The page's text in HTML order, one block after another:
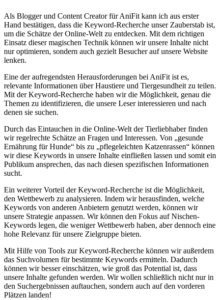
Als Blogger ⁣und Content Creator für ‍AniFit ⁤kann ich aus erster​
Hand bestätigen, ⁤dass‌ die Keyword-Recherche unser ⁤Zauberstab ist,
um⁣ die Schätze der​ Online-Welt zu entdecken. Mit dem richtigen
Einsatz dieser magischen⁣ Technik können‌ wir ‌unsere Inhalte nicht
nur optimieren, sondern auch gezielt​ Besucher auf unsere⁢ Website
lenken.
Eine⁤ der aufregendsten Herausforderungen​ bei AniFit ist ⁣es,
relevante Informationen ⁣über Haustiere ⁤und Tiergesundheit​ zu teilen.⁤
Mit ‍der Keyword-Recherche haben wir die ​Möglichkeit,‍ genau‍ die
Themen zu ‍identifizieren, die unsere ⁢Leser interessieren und nach
‌denen sie suchen.
Durch das Eintauchen in die ‍Online-Welt der Tierliebhaber⁣ finden
wir regelrechte Schätze ‍an Fragen und ​Interessen. Von „gesunde
Ernährung für​ Hunde“ ⁤bis ​zu „pflegeleichten Katzenrassen“ können
wir diese Keywords ‍in unsere Inhalte ‌einfließen lassen und ⁣somit ein​
Publikum ansprechen, das‍ nach ⁤diesen spezifischen Informationen
sucht.
Ein weiterer Vorteil​ der ​Keyword-Recherche ist ⁣die Möglichkeit,
⁣den Wettbewerb zu analysieren. Indem ⁣wir herausfinden,​ welche
‌Keywords von anderen Anbietern genutzt‍ werden, können wir ​
unsere Strategie‍ anpassen. Wir können den Fokus auf Nischen-
Keywords legen, die weniger Wettbewerb⁢ haben, ⁤aber dennoch ⁤eine⁤
hohe ​Relevanz für unsere Zielgruppe⁤ bieten.
Mit Hilfe ⁢von⁤ Tools⁣ zur ⁣Keyword-Recherche können wir außerdem
das Suchvolumen für bestimmte Keywords ermitteln. Dadurch
können wir besser‌ einschätzen,‌ wie groß das Potential ist, dass
unsere Inhalte gefunden werden. Wir wollen schließlich ⁢nicht nur in
den​ Suchergebnissen auftauchen, sondern auch auf den⁣ vorderen
Plätzen landen!